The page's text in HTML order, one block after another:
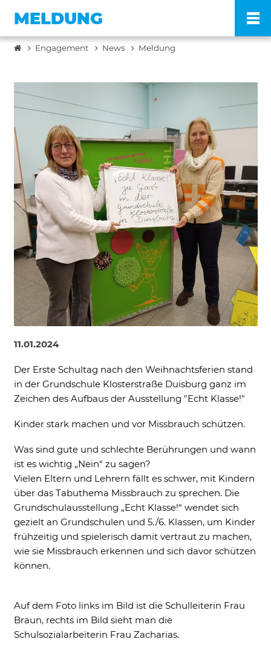
MELDUNG
Engagement News Meldung
11.01.2024
Der Erste Schultag nach den Weihnachtsferien stand
in der Grundschule Klosterstraße Duisburg ganz im
Zeichen des Aufbaus der Ausstellung "Echt Klasse!"
Kinder stark machen und vor Missbrauch schützen.
Was sind gute und schlechte Berührungen und wann
ist es wichtig „Nein“ zu sagen?
Vielen Eltern und Lehrern fällt es schwer, mit Kindern
über das Tabuthema Missbrauch zu sprechen. Die
Grundschulausstellung „Echt Klasse!“ wendet sich
gezielt an Grundschulen und 5./6. Klassen, um Kinder
frühzeitig und spielerisch damit vertraut zu machen,
wie sie Missbrauch erkennen und sich davor schützen
können.
Auf dem Foto links im Bild ist die Schulleiterin Frau
Braun, rechts im Bild sieht man die
Schulsozialarbeiterin Frau Zacharias.
Diese werden für die Grundfunktionen der
Website benötigt und helfen dabei, unsere
auf sichere Bereiche unserer Website
External Content
Includes resources that make external
content available on the website. Such as
YouTube, Instagram or similar providers.
Marketing und Statistik
Marketing und Statistik Cookies werden